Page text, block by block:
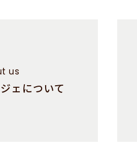
us
ェについて